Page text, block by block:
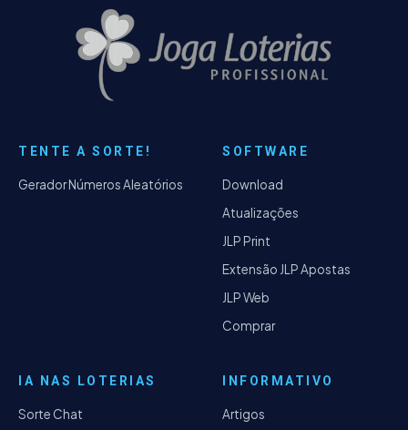
TENTE A SORTE!
Gerador Números Aleatórios
SOFTWARE
Download
Atualizações
JLP Print
Extensão JLP Apostas
JLP Web
Comprar
IA NAS LOTERIAS
Sorte Chat
INFORMATIVO
Artigos